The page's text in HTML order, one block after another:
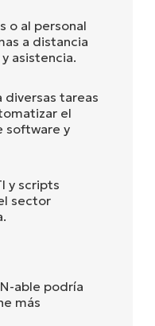
o al personal
a distancia
asistencia.
diversas tareas
el
software y
y scripts
sector
able podría
más